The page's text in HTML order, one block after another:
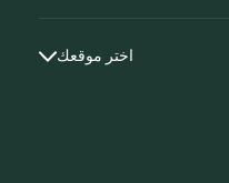
اختر موقعك